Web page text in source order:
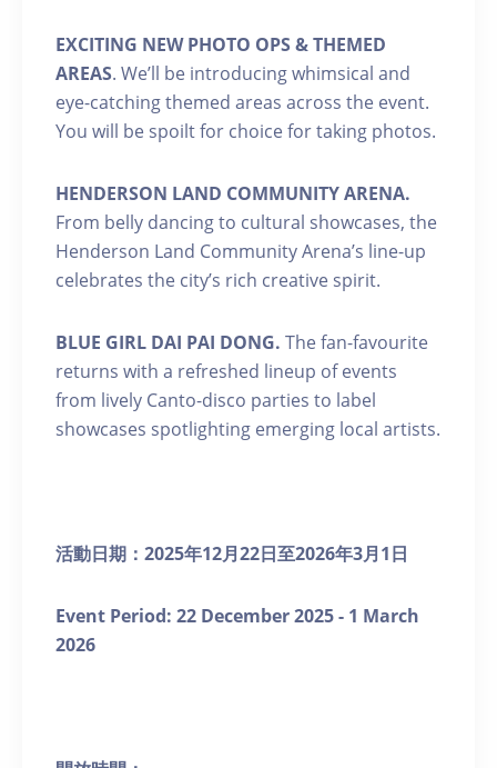
EXCITING NEW PHOTO OPS & THEMED
AREAS. We’ll be introducing whimsical and
eye-catching themed areas across the event.
You will be spoilt for choice for taking photos.
HENDERSON LAND COMMUNITY ARENA.
From belly dancing to cultural showcases, the
Henderson Land Community Arena’s line-up
celebrates the city’s rich creative spirit.
BLUE GIRL DAI PAI DONG. The fan-favourite
returns with a refreshed lineup of events
from lively Canto-disco parties to label
showcases spotlighting emerging local artists.
活動日期： 2025年12月22日至2026年3月1日
Event Period: 22 December 2025 - 1 March
2026